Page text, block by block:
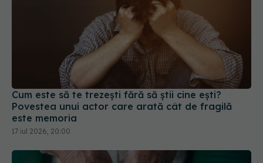
Cum este să te trezești fără să știi cine ești?
Povestea unui actor care arată cât de fragilă
este memoria
17 iul 2026, 20:00